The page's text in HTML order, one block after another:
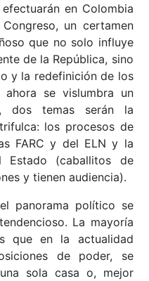
en Colombia
un certamen
que no solo influye
de la República, sino
y la redefinición de los
ahora se vislumbra un
dos temas serán la
los procesos de
FARC y del ELN y la
Estado (caballitos de
y tienen audiencia).
panorama político se
La mayoría
que en la actualidad
de poder, se
sola casa o, mejor